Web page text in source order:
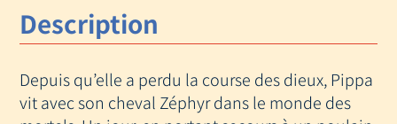
ZEPHYR,
CHEVAL
L
OLYMPE
Description
Depuis qu’elle a perdu la course des dieux, Pippa
vit avec son cheval Zéphyr dans le monde des